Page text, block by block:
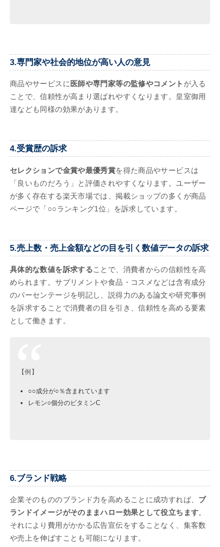
3.専門家や社会的地位が高い人の意見
商品やサービスに 医師や専門家等の監修やコメント が入る
ことで、信頼性が高まり選ばれやすくなります。皇室御用
達なども同様の効果があります。
4.受賞歴の訴求
セレクションで金賞や最優秀賞を得た商品やサービスは
「良いものだろう」と評価されやすくなります。ユーザー
が多く存在する楽天市場では、掲載ショップの多くが商品
ページで「○○ランキング1位」を訴求しています。
5.売上数・売上金額などの目を引く数値データの訴求
具体的な数値を訴求することで、消費者からの信頼性を高
められます。サプリメントや食品・コスメなどは含有成分
のパーセンテージを明記し、説得力のある論文や研究事例
を訴求することで消費者の目を引き、信頼性を高める要素
として働きます。
【例】
○○成分が○％含まれています
レモン○個分のビタミンC
6.ブランド戦略
企業そのもののブランド力を高めることに成功すれば、 ブ
ランドイメージがそのままハロー効果として役立ちます。
それにより費用がかかる広告宣伝をすることなく、集客数
や売上を伸ばすことも可能になります。